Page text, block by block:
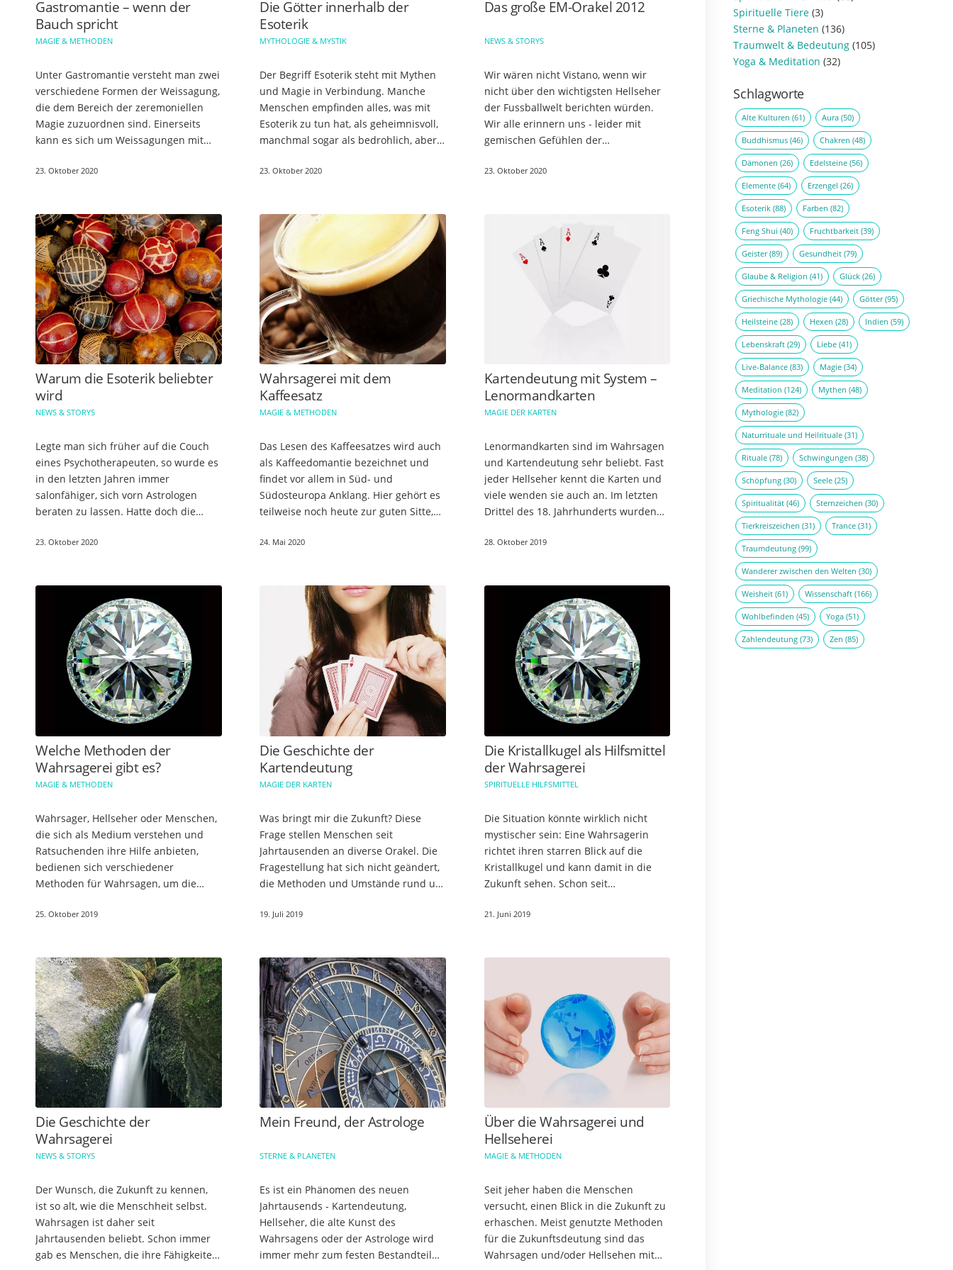
Gastromantie – wenn der
Bauch spricht
MAGIE & METHODEN
Unter Gastromantie versteht man zwei
verschiedene Formen der Weissagung,
die dem Bereich der zeremoniellen
Magie zuzuordnen sind. Einerseits
kann es sich um Weissagungen mit
handeln, andererseits um die
23. Oktober 2020
Die Götter innerhalb der
Esoterik
MYTHOLOGIE & MYSTIK
Der Begriff Esoterik steht mit Mythen
und Magie in Verbindung. Manche
Menschen empfinden alles, was mit
Esoterik zu tun hat, als geheimnisvoll,
manchmal sogar als bedrohlich, aber
23. Oktober 2020
Das große EM-Orakel 2012
NEWS & STORYS
Wir wären nicht Vistano, wenn wir
nicht über den wichtigsten Hellseher
der Fussballwelt berichten würden.
Wir alle erinnern uns - leider mit
gemischen Gefühlen der
Das vielbeinige EM-Orakel aus dem…
23. Oktober 2020
Warum die Esoterik beliebter
wird
NEWS & STORYS
Legte man sich früher auf die Couch
eines Psychotherapeuten, so wurde es
in den letzten Jahren immer
salonfähiger, sich vorn Astrologen
beraten zu lassen. Hatte doch die
einen Anstrich von Seriösität,…
23. Oktober 2020
Wahrsagerei mit dem
Kaffeesatz
MAGIE & METHODEN
Das Lesen des Kaffeesatzes wird auch
als Kaffeedomantie bezeichnet und
findet vor allem in Süd- und
Südosteuropa Anklang. Hier gehört es
teilweise noch heute zur guten Sitte,
auf den Weg zu geben. Diese…
24. Mai 2020
Kartendeutung mit System –
Lenormandkarten
MAGIE DER KARTEN
Lenormandkarten sind im Wahrsagen
und Kartendeutung sehr beliebt. Fast
jeder Hellseher kennt die Karten und
viele wenden sie auch an. Im letzten
Drittel des 18. Jahrhunderts wurden
erfunden und verbreiteten sich…
28. Oktober 2019
Welche Methoden der
Wahrsagerei gibt es?
MAGIE & METHODEN
Wahrsager, Hellseher oder Menschen,
die sich als Medium verstehen und
Ratsuchenden ihre Hilfe anbieten,
bedienen sich verschiedener
Methoden für Wahrsagen, um die
kann es sich um konkrete
25. Oktober 2019
Die Geschichte der
Kartendeutung
MAGIE DER KARTEN
Was bringt mir die Zukunft? Diese
Frage stellen Menschen seit
Jahrtausenden an diverse Orakel. Die
Fragestellung hat sich nicht geändert,
die Methoden und Umstände rund um
19. Juli 2019
Die Kristallkugel als Hilfsmittel
der Wahrsagerei
SPIRITUELLE HILFSMITTEL
Die Situation könnte wirklich nicht
mystischer sein: Eine Wahrsagerin
richtet ihren starren Blick auf die
Kristallkugel und kann damit in die
Zukunft sehen. Schon seit
beim Wahrsagen als Hilfsmittel. Sie…
21. Juni 2019
Die Geschichte der
Wahrsagerei
NEWS & STORYS
Der Wunsch, die Zukunft zu kennen,
ist so alt, wie die Menschheit selbst.
Wahrsagen ist daher seit
Jahrtausenden beliebt. Schon immer
gab es Menschen, die ihre Fähigkeiten
Mein Freund, der Astrologe
STERNE & PLANETEN
Es ist ein Phänomen des neuen
Jahrtausends - Kartendeutung,
Hellseher, die alte Kunst des
Wahrsagens oder der Astrologe wird
immer mehr zum festen Bestandteil
Über die Wahrsagerei und
Hellseherei
MAGIE & METHODEN
Seit jeher haben die Menschen
versucht, einen Blick in die Zukunft zu
erhaschen. Meist genutzte Methoden
für die Zukunftsdeutung sind das
Wahrsagen und/oder Hellsehen mit
Spirituelle Tiere (3)
Sterne & Planeten (136)
Traumwelt & Bedeutung (105)
Yoga & Meditation (32)
Schlagworte
Alte Kulturen (61) Aura (50)
Buddhismus (46) Chakren (48)
Dämonen (26) Edelsteine (56)
Elemente (64) Erzengel (26)
Esoterik (88) Farben (82)
Feng Shui (40) Fruchtbarkeit (39)
Geister(89) Gesundheit (79)
Glaube & Religion (41) Glück (26)
Griechische Mythologie (44) Götter(95)
Heilsteine (28) Hexen (28) Indien (59)
Lebenskraft (29) Liebe (41)
Live-Balance (83) Magie (34)
Meditation (124) Mythen (48)
Mythologie (82)
Naturrituale und Heilrituale (31)
Rituale (78) Schwingungen (38)
Schöpfung (30) Seele (25)
Spiritualität (46) Sternzeichen (30)
Tierkreiszeichen (31) Trance (31)
Traumdeutung (99)
Wanderer zwischen den Welten (30)
Weisheit (61) Wissenschaft (166)
Wohlbefinden (45) Yoga (51)
Zahlendeutung (73) Zen (85)